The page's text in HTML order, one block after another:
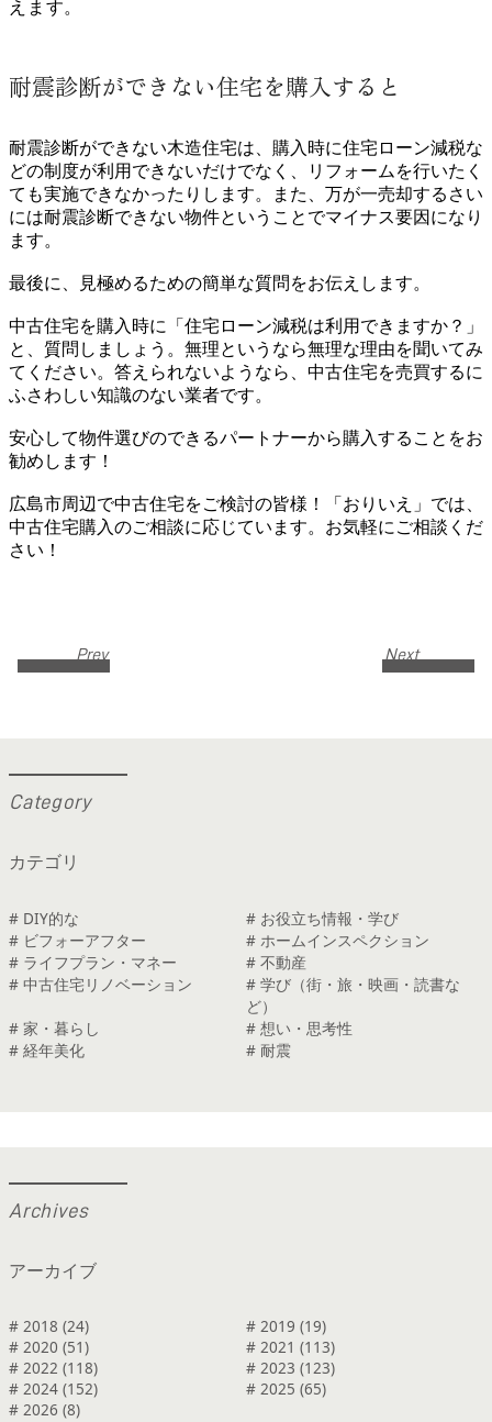
えます。
耐震診断ができない住宅を購入すると
耐震診断ができない木造住宅は、購入時に住宅ローン減税な
どの制度が利用できないだけでなく、リフォームを行いたく
ても実施できなかったりします。また、万が一売却するさい
には耐震診断できない物件ということでマイナス要因になり
ます。
最後に、見極めるための簡単な質問をお伝えします。
中古住宅を購入時に「住宅ローン減税は利用できますか？」
と、質問しましょう。無理というなら無理な理由を聞いてみ
てください。答えられないようなら、中古住宅を売買するに
ふさわしい知識のない業者です。
安心して物件選びのできるパートナーから購入することをお
勧めします！
広島市周辺で中古住宅をご検討の皆様！「おりいえ」では、
中古住宅購入のご相談に応じています。お気軽にご相談くだ
さい！
Prev Next
Category
カテゴリ
# DIY的な
# お役立ち情報・学び
# ビフォーアフター
# ホームインスペクション
# ライフプラン・マネー
# 不動産
# 中古住宅リノベーション
# 学び（街・旅・映画・読書な
ど）
# 家・暮らし
# 想い・思考性
# 経年美化
# 耐震
Archives
アーカイブ
# 2018 (24)
# 2019 (19)
# 2020 (51)
# 2021 (113)
# 2022 (118)
# 2023 (123)
# 2024 (152)
# 2025 (65)
# 2026 (8)